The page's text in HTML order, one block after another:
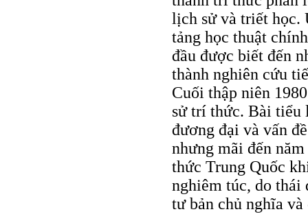
lịch sử và triết học.
tảng học thuật
đầu được biết đến
thành nghiên cứu
Cuối thập niên
sử trí thức. Bài tiểu
đương đại và vấn
nhưng mãi đến
thức Trung Quốc
nghiêm túc, do thái
tư bản chủ nghĩa